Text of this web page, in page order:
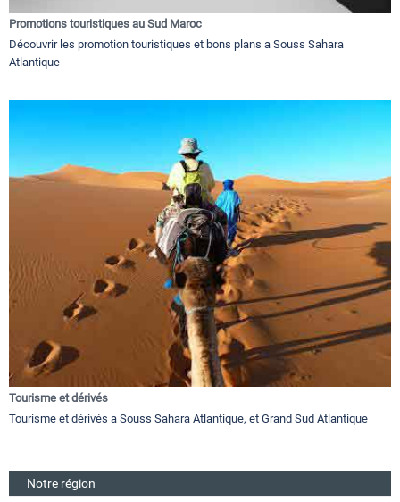
Promotions touristiques au Sud Maroc
Découvrir les promotion touristiques et bons plans a Souss Sahara
Atlantique
Tourisme et dérivés
Tourisme et dérivés a Souss Sahara Atlantique, et Grand Sud Atlantique
Notre région